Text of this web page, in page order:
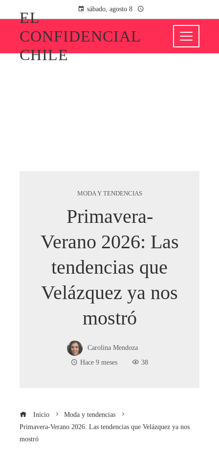
sábado, agosto 8
EL
CONFIDENCIAL
CHILE
MODA Y TENDENCIAS
Primavera-
Verano 2026: Las
tendencias que
Velázquez ya nos
mostró
Carolina Mendoza
Hace 9 meses
38
Inicio
Moda y tendencias
Primavera-Verano 2026: Las tendencias que Velázquez ya nos
mostró